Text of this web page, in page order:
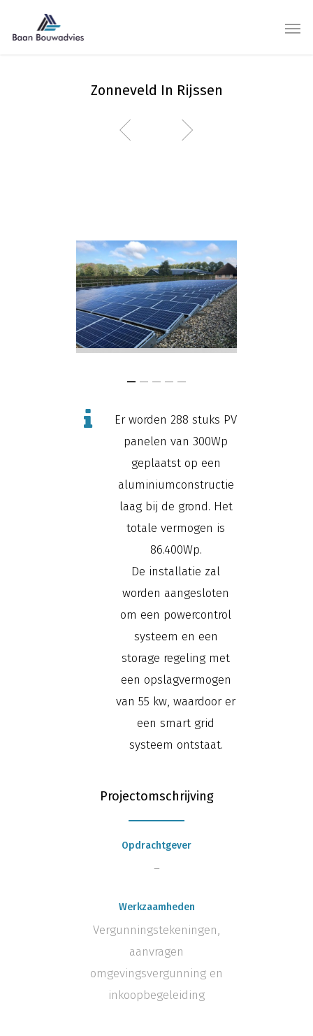
Zonneveld In Rijssen
Er worden 288 stuks PV
panelen van 300Wp
geplaatst op een
aluminiumconstructie
laag bij de grond. Het
totale vermogen is
86.400Wp.
De installatie zal
worden aangesloten
om een powercontrol
systeem en een
storage regeling met
een opslagvermogen
van 55 kw, waardoor er
een smart grid
systeem ontstaat.
Projectomschrijving
Opdrachtgever
–
Werkzaamheden
Vergunningstekeningen,
aanvragen
omgevingsvergunning en
inkoopbegeleiding